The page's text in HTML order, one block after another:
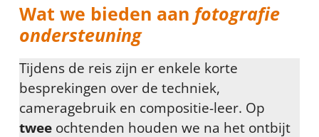
Wat we bieden aan fotografie
ondersteuning
Tijdens de reis zijn er enkele korte
besprekingen over de techniek,
cameragebruik en compositie-leer. Op
tweeochtenden houden we na het ontbijt